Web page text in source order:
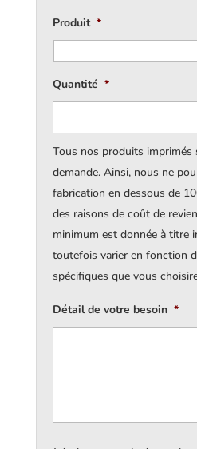
Produit *
Quantité *
Tous nos produits imprimés
demande. Ainsi, nous ne
fabrication en dessous de
des raisons de coût de
minimum est donnée à titre
toutefois varier en fonction
spécifiques que vous
Détail de votre besoin *